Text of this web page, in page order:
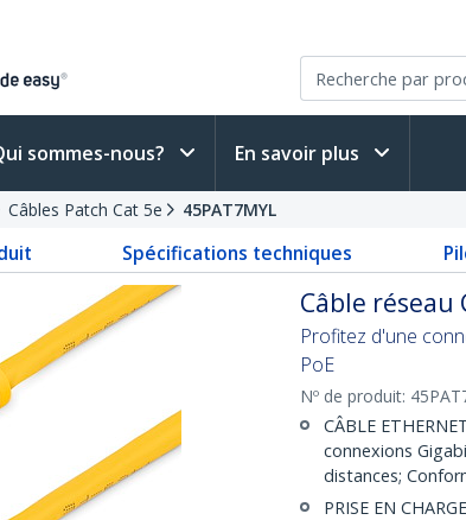
sommes-nous? En savoir plus
Câbles Patch Cat 5e 45PAT7MYL
Spécifications techniques
Câble réseau
Profitez d'une
PoE
Nº de produit:
CÂBLE
connexions
distances;
PRISE EN